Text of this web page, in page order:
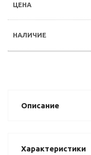
Описание
Характеристики